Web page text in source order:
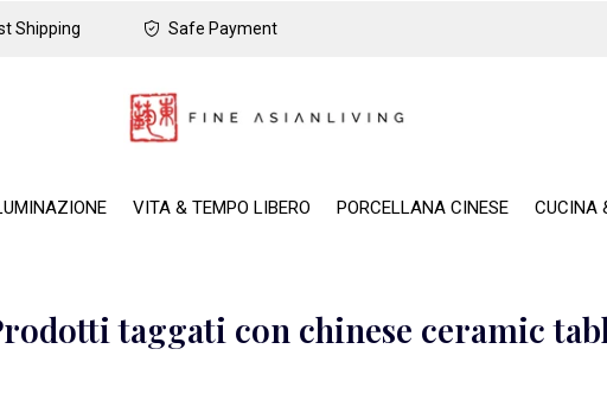
VITA & TEMPO LIBERO PORCELLANA CINESE CUCINA
Shipping Safe Payment
taggati con chinese ceramic